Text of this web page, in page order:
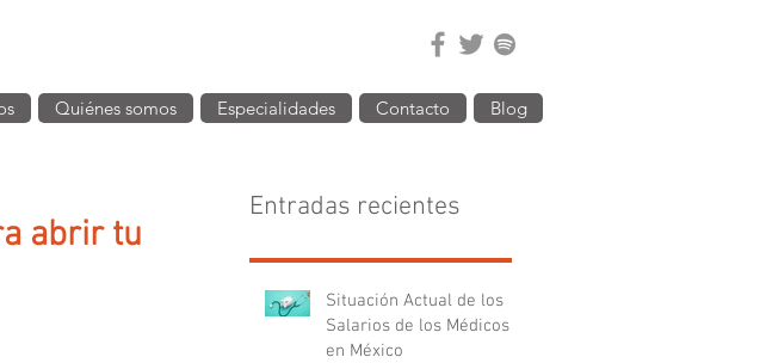
Quiénes somos Especialidades Contacto Blog
abrir tu
Entradas recientes
Situación Actual de los
Salarios de los Médicos
en México